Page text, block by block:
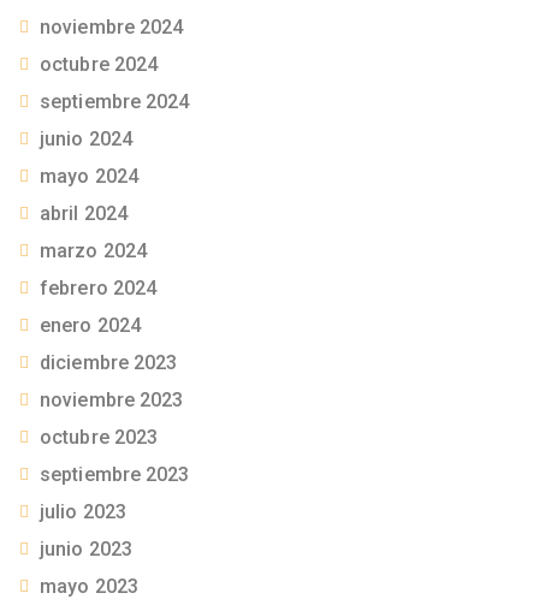
noviembre 2024
octubre 2024
septiembre 2024
junio 2024
mayo 2024
abril 2024
marzo 2024
febrero 2024
enero 2024
diciembre 2023
noviembre 2023
octubre 2023
septiembre 2023
julio 2023
junio 2023
mayo 2023